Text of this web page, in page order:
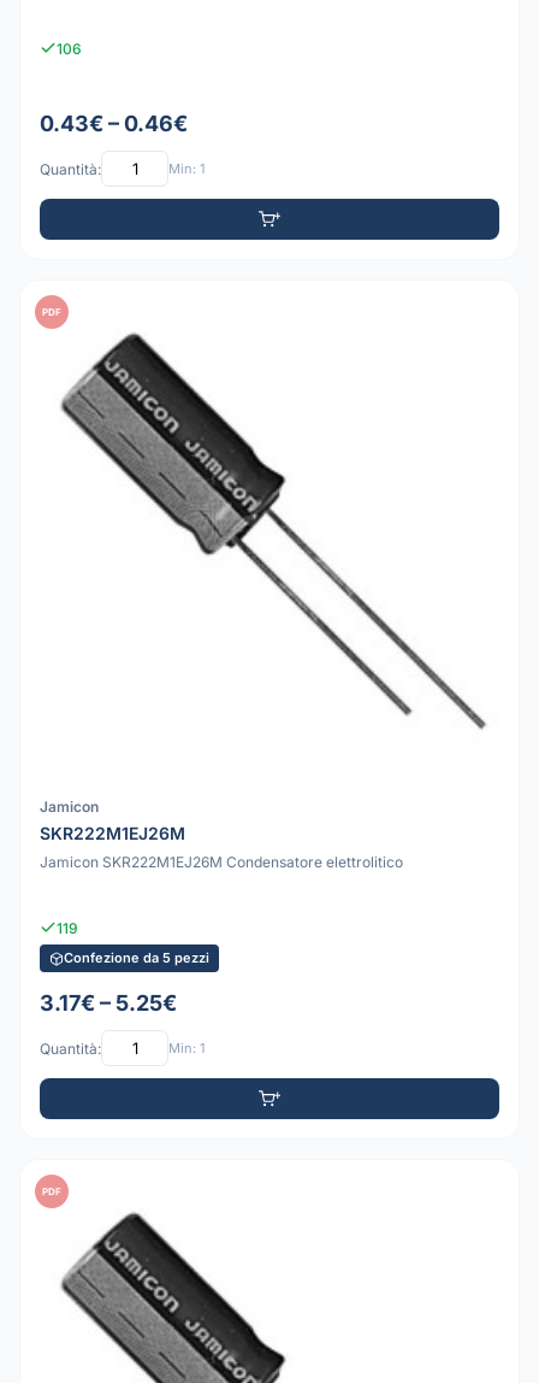
106
0.43€ – 0.46€
Quantità: Min: 1
PDF
Jamicon
SKR222M1EJ26M
Jamicon SKR222M1EJ26M Condensatore elettrolitico
119
Confezione da 5 pezzi
3.17€ – 5.25€
Quantità: Min: 1
PDF